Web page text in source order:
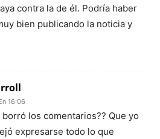
contra la de él. Podría haber
bien publicando la noticia y
16:06
borró los comentarios?? Que yo
expresarse todo lo que